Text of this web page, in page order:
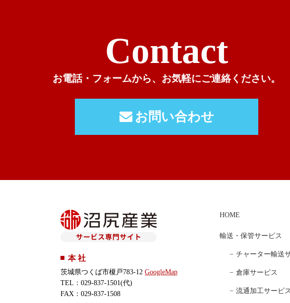
Contact
お電話・フォームから、 お気軽にご連絡ください。
お問い合わせ
HOME
輸送・保管サービス
チャーター輸送
倉庫サービス
流通加工サービス
本 社
茨城県つくば市榎戸783-12 GoogleMap
TEL：029-837-1501(代)
FAX：029-837-1508